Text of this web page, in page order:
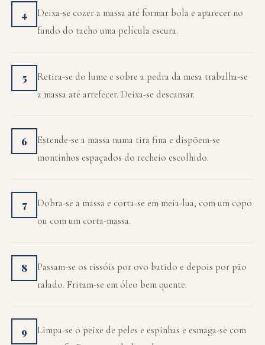
4
Deixa-se cozer a massa até formar bola e aparecer no
fundo do tacho uma película escura.
5
Retira-se do lume e sobre a pedra da mesa trabalha-se
a massa até arrefecer. Deixa-se descansar.
6
Estende-se a massa numa tira fina e dispõem-se
montinhos espaçados do recheio escolhido.
7
Dobra-se a massa e corta-se em meia-lua, com um copo
ou com um corta-massa.
8
Passam-se os rissóis por ovo batido e depois por pão
ralado. Fritam-se em óleo bem quente.
9
Limpa-se o peixe de peles e espinhas e esmaga-se com